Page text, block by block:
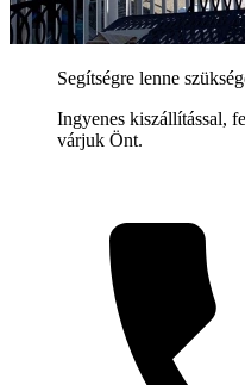
Segítségre lenne
Ingyenes kiszállítással,
várjuk Önt.